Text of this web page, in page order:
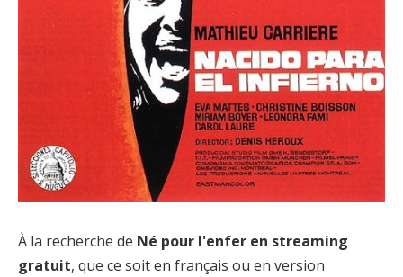
À la recherche de Né pour l'enfer en streaming
gratuit, que ce soit en français ou en version